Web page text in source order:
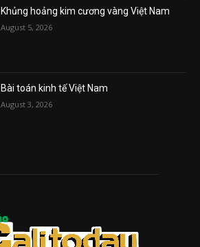
Khủng hoảng kim cương vàng Việt Nam
August 5, 2026
Bài toán kinh tế Việt Nam
August 3, 2026